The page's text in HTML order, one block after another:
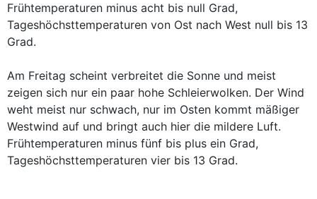
Frühtemperaturen minus acht bis null Grad,
Tageshöchsttemperaturen von Ost nach West null bis 13
Grad.
Am Freitag scheint verbreitet die Sonne und meist
zeigen sich nur ein paar hohe Schleierwolken. Der Wind
weht meist nur schwach, nur im Osten kommt mäßiger
Westwind auf und bringt auch hier die mildere Luft.
Frühtemperaturen minus fünf bis plus ein Grad,
Tageshöchsttemperaturen vier bis 13 Grad.